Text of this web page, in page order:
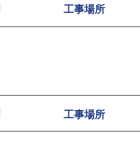
工事場所
工事場所